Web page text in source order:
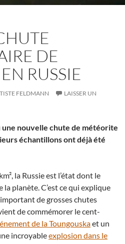
DE
RUSSIE
FELDMANN
LAISSER UN
une nouvelle chute de météorite
échantillons ont déjà été
la Russie est l’état dont le
planète. C’est ce qui explique
de grosses chutes
de commémorer le cent-
de la Toungouskaet un
incroyableexplosion dans le